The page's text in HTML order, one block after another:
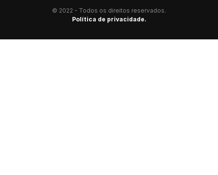
© 2022 - Todos os direitos reservados.
Política de privacidade.